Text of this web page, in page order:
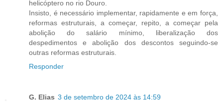
helicóptero no rio Douro.
Insisto, é necessário implementar, rapidamente e em força,
reformas estruturais, a começar, repito, a começar pela
abolição do salário mínimo, liberalização dos
despedimentos e abolição dos descontos seguindo-se
outras reformas estruturais.
Responder
G. Elias 3 de setembro de 2024 às 14:59